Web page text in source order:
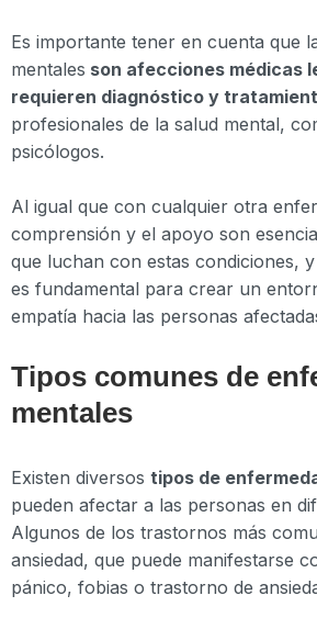
Es importante tener en cuenta que
mentales son afecciones médicas
requieren diagnóstico y
profesionales de la salud mental,
psicólogos.
Al igual que con cualquier otra
comprensión y el apoyo son
que luchan con estas condiciones,
es fundamental para crear un
empatía hacia las personas
Tipos comunes de
mentales
Existen diversos tipos de
pueden afectar a las personas en
Algunos de los trastornos más
ansiedad, que puede manifestarse
pánico, fobias o trastorno de